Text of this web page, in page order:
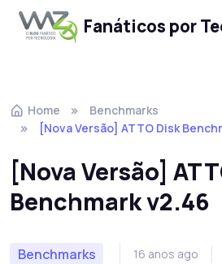
Fanáticos por
Home
Benchmarks
[Nova Versão] ATTO Disk
[Nova Versão]
Benchmark v2.46
Benchmarks 16 anos ago